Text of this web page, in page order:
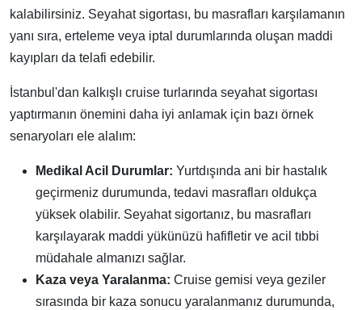
kalabilirsiniz. Seyahat sigortası, bu masrafları karşılamanın
yanı sıra, erteleme veya iptal durumlarında oluşan maddi
kayıpları da telafi edebilir.
İstanbul'dan kalkışlı cruise turlarında seyahat sigortası
yaptırmanın önemini daha iyi anlamak için bazı örnek
senaryoları ele alalım:
Medikal Acil Durumlar: Yurtdışında ani bir hastalık
geçirmeniz durumunda, tedavi masrafları oldukça
yüksek olabilir. Seyahat sigortanız, bu masrafları
karşılayarak maddi yükünüzü hafifletir ve acil tıbbi
müdahale almanızı sağlar.
Kaza veya Yaralanma: Cruise gemisi veya geziler
sırasında bir kaza sonucu yaralanmanız durumunda,